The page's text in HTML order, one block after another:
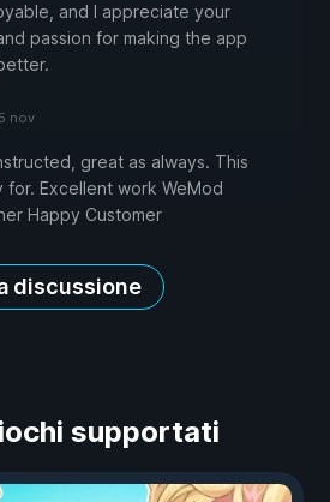
and I appreciate your
passion for making the app
5 nov
great as always. This
for. Excellent work WeMod
Happy Customer
discussione
supportati